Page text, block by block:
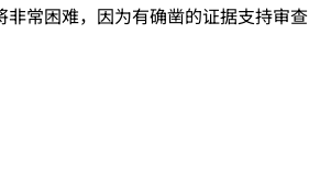
常困难，因为有确凿的证据支持审查